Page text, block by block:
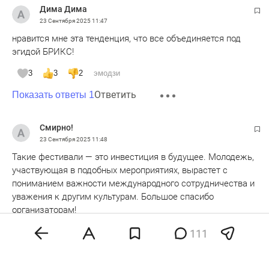
Дима Дима
23 Сентября 202511:47
нравится мне эта тенденция, что все объединяется под
эгидой БРИКС!
3 3 2 эмодзи
Показать ответы 1Ответить
Смирно!
23 Сентября 202511:48
Такие фестивали — это инвестиция в будущее. Молодежь,
участвующая в подобных мероприятиях, вырастет с
пониманием важности международного сотрудничества и
уважения к другим культурам. Большое спасибо
организаторам!
111